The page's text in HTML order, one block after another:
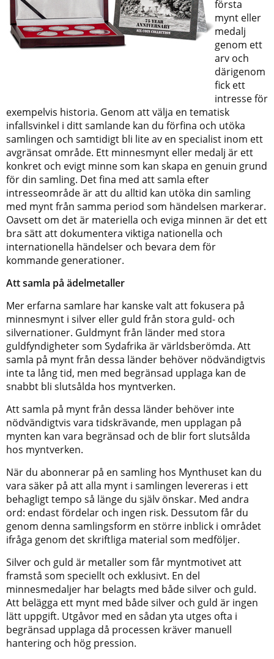
första
mynt eller
medalj
genom ett
arv och
därigenom
fick ett
intresse för
exempelvis historia. Genom att välja en tematisk
infallsvinkel i ditt samlande kan du förfina och utöka
samlingen och samtidigt bli lite av en specialist inom ett
avgränsat område. Ett minnesmynt eller medalj är ett
konkret och evigt minne som kan skapa en genuin grund
för din samling. Det fina med att samla efter
intresseområde är att du alltid kan utöka din samling
med mynt från samma period som händelsen markerar.
Oavsett om det är materiella och eviga minnen är det ett
bra sätt att dokumentera viktiga nationella och
internationella händelser och bevara dem för
kommande generationer.
Att samla på ädelmetaller
Mer erfarna samlare har kanske valt att fokusera på
minnesmynt i silver eller guld från stora guld- och
silvernationer. Guldmynt från länder med stora
guldfyndigheter som Sydafrika är världsberömda. Att
samla på mynt från dessa länder behöver nödvändigtvis
inte ta lång tid, men med begränsad upplaga kan de
snabbt bli slutsålda hos myntverken.
Att samla på mynt från dessa länder behöver inte
nödvändigtvis vara tidskrävande, men upplagan på
mynten kan vara begränsad och de blir fort slutsålda
hos myntverken.
När du abonnerar på en samling hos Mynthuset kan du
vara säker på att alla mynt i samlingen levereras i ett
behagligt tempo så länge du själv önskar. Med andra
ord: endast fördelar och ingen risk. Dessutom får du
genom denna samlingsform en större inblick i området
ifråga genom det skriftliga material som medföljer.
Silver och guld är metaller som får myntmotivet att
framstå som speciellt och exklusivt. En del
minnesmedaljer har belagts med både silver och guld.
Att belägga ett mynt med både silver och guld är ingen
lätt uppgift. Utgåvor med en sådan yta utges ofta i
begränsad upplaga då processen kräver manuell
hantering och hög pression.